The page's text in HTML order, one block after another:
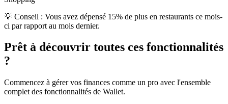
💡 Conseil : Vous avez dépensé 15% de plus en restaurants ce mois-
ci par rapport au mois dernier.
Prêt à découvrir toutes ces fonctionnalités
?
Commencez à gérer vos finances comme un pro avec l'ensemble
complet des fonctionnalités de Wallet.